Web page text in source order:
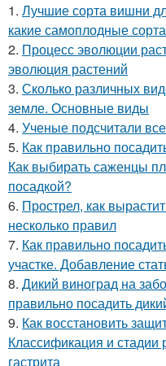
1. Лучшие сорта вишни
какие самоплодные
2. Процесс эволюции
эволюция растений
3. Сколько различных
земле. Основные виды
4. Ученые подсчитали
5. Как правильно
Как выбирать саженцы
посадкой?
6. Прострел, как
несколько правил
7. Как правильно
участке. Добавление
8. Дикий виноград на
правильно посадить
9. Как восстановить
Классификация и стадии
гастрита